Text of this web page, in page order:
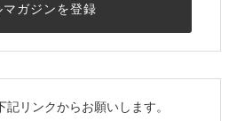
マガジンを登録
リンクからお願いします。